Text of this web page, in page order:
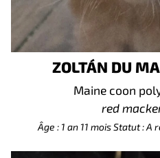
ZOLTÁN DU
Maine coon
red
Âge : 1 an 11 mois Statut : A